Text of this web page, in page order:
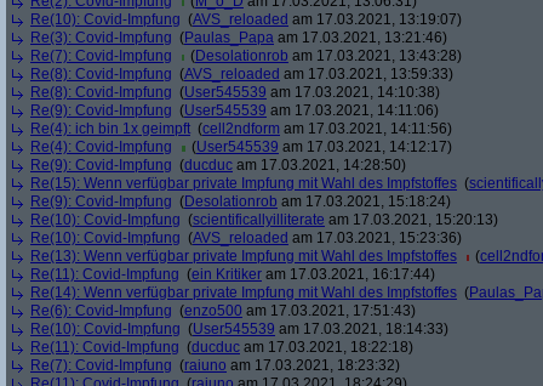
Re(10): Covid-Impfung (AVS_reloaded am 17.03.2021, 13:19:07)
Re(3): Covid-Impfung (Paulas_Papa am 17.03.2021, 13:21:46)
Re(7): Covid-Impfung
(Desolationrob am 17.03.2021, 13:43:28)
Re(8): Covid-Impfung (AVS_reloaded am 17.03.2021, 13:59:33)
Re(8): Covid-Impfung (User545539 am 17.03.2021, 14:10:38)
Re(9): Covid-Impfung (User545539 am 17.03.2021, 14:11:06)
Re(4): ich bin 1x geimpft (cell2ndform am 17.03.2021, 14:11:56)
Re(4): Covid-Impfung
(User545539 am 17.03.2021, 14:12:17)
Re(9): Covid-Impfung (ducduc am 17.03.2021, 14:28:50)
Re(15): Wenn verfügbar private Impfung mit Wahl des Impfstoffes (
Re(9): Covid-Impfung (Desolationrob am 17.03.2021, 15:18:24)
Re(10): Covid-Impfung (scientificallyilliterate am 17.03.2021, 15:20:13)
Re(10): Covid-Impfung (AVS_reloaded am 17.03.2021, 15:23:36)
Re(13): Wenn verfügbar private Impfung mit Wahl des Impfstoffes
(
Re(11): Covid-Impfung (ein Kritiker am 17.03.2021, 16:17:44)
Re(14): Wenn verfügbar private Impfung mit Wahl des Impfstoffes (
Re(6): Covid-Impfung (enzo500 am 17.03.2021, 17:51:43)
Re(10): Covid-Impfung (User545539 am 17.03.2021, 18:14:33)
Re(11): Covid-Impfung (ducduc am 17.03.2021, 18:22:18)
Re(7): Covid-Impfung (raiuno am 17.03.2021, 18:23:32)